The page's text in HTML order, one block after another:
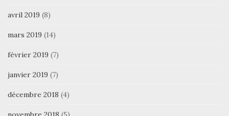
avril 2019 (8)
mars 2019 (14)
février 2019 (7)
janvier 2019 (7)
décembre 2018 (4)